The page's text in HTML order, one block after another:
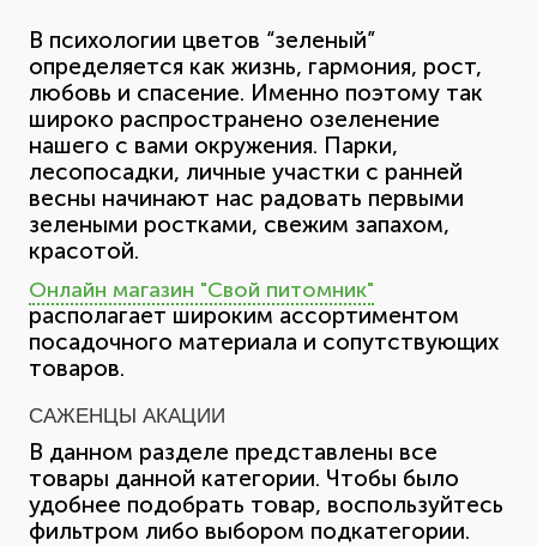
В психологии цветов “зеленый”
определяется как жизнь, гармония, рост,
любовь и спасение. Именно поэтому так
широко распространено озеленение
нашего с вами окружения. Парки,
лесопосадки, личные участки с ранней
весны начинают нас радовать первыми
зелеными ростками, свежим запахом,
красотой.
Онлайн магазин "Свой питомник"
располагает широким ассортиментом
посадочного материала и сопутствующих
товаров.
САЖЕНЦЫ АКАЦИИ
В данном разделе представлены все
товары данной категории. Чтобы было
удобнее подобрать товар, воспользуйтесь
фильтром либо выбором подкатегории.